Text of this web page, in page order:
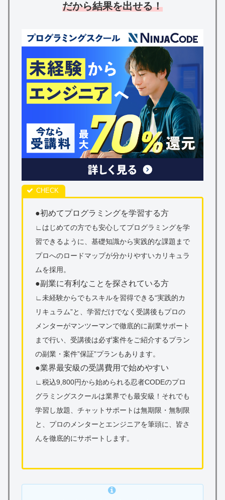
だから結果を出せる！
●初めてプログラミングを学習する方
∟ はじめての方でも安心してプログラミングを学
習できるように
、基礎知識から実践的な課題まで
プロへのロードマップが分かりやすいカリキュラ
ムを採用。
●副業に有利なことを探されている方
∟未経験からでもスキルを習得できる“実践的カ
リキュラム”と、学習だけでなく受講後もプロの
メンターがマンツーマンで徹底的に副業サポート
まで行い、受講後は必ず案件をご紹介するプラン
の副業・案件”保証”プランもあります。
●業界最安級の受講費用で始めやすい
∟税込9,800円から始められる忍者CODEのプロ
グラミングスクールは業界でも最安級！ それでも
学習し放題、チャットサポートは無期限・無制限
と、プロのメンターとエンジニアを筆頭に、皆さ
んを徹底的にサポートします。